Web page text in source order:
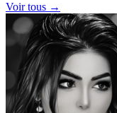
Voir tous →